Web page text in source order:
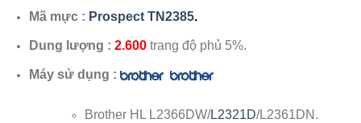
Mã mực : Prospect TN2385.
Dung lượng : 2.600trang độ phủ 5%.
Máy sử dụng :
Brother HL L2366DW/L2321D/L2361DN.